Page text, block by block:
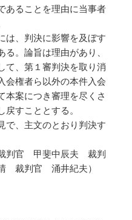
あることを理由に当事者
、判決に影響を及ぼす
。論旨は理由があり、
て、第１審判決を取り消
会権者ら以外の本件入会
本案につき審理を尽くさ
すこととする。
で、主文のとおり判決す
判官 甲斐中辰夫 裁判
裁判官 涌井紀夫）